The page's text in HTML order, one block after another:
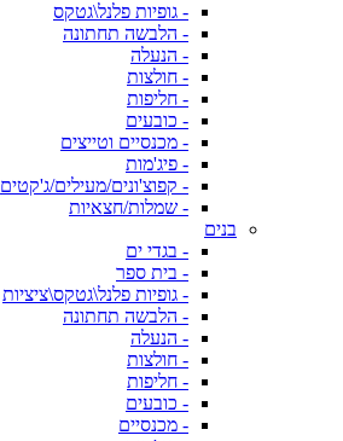
- גופיות פלנל\גטקס
- הלבשה תחתונה
- הנעלה
- חולצות
- חליפות
- כובעים
- מכנסיים וטייצים
- פיג'מות
- קפוצ'ונים/מעילים/ג'קטים
- שמלות/חצאיות
בנים
- בגדי ים
- בית ספר
- גופיות פלנל\גטקס\ציציות
- הלבשה תחתונה
- הנעלה
- חולצות
- חליפות
- כובעים
- מכנסיים